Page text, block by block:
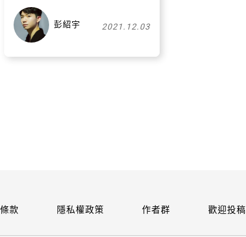
彭紹宇 2021.12.03
款 隱私權政策 作者群 歡迎投稿